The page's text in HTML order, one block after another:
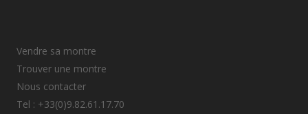
Vendre sa montre
Trouver une montre
Nous contacter
Tel : +33(0)9.82.61.17.70